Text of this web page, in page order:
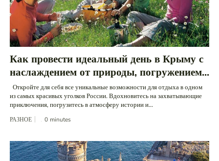
Как провести идеальный день в Крыму с
наслаждением от природы, погружением...
из самых красивых уголков России. Вдохновитесь на захватывающие
приключения, погрузитесь в атмосферу истории и...
РАЗНОЕ 0 minutes